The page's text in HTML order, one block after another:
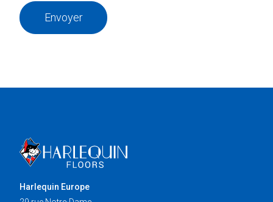
Envoyer
Harlequin Europe